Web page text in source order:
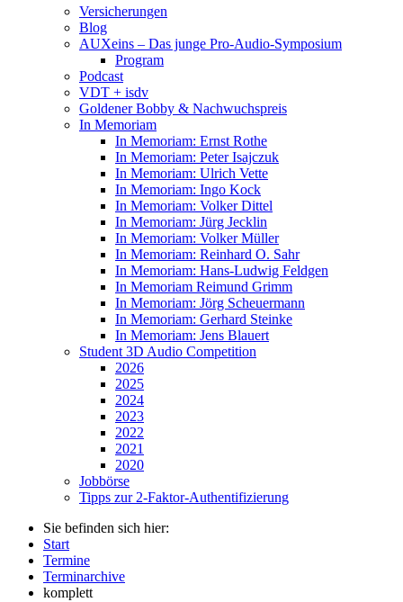
Versicherungen
Blog
AUXeins – Das junge Pro-Audio-Symposium
Program
Podcast
VDT + isdv
Goldener Bobby & Nachwuchspreis
In Memoriam
In Memoriam: Ernst Rothe
In Memoriam: Peter Isajczuk
In Memoriam: Ulrich Vette
In Memoriam: Ingo Kock
In Memoriam: Volker Dittel
In Memoriam: Jürg Jecklin
In Memoriam: Volker Müller
In Memoriam: Reinhard O. Sahr
In Memoriam: Hans-Ludwig Feldgen
In Memoriam Reimund Grimm
In Memoriam: Jörg Scheuermann
In Memoriam: Gerhard Steinke
In Memoriam: Jens Blauert
Student 3D Audio Competition
2026
2025
2024
2023
2022
2021
2020
Jobbörse
Tipps zur 2-Faktor-Authentifizierung
Sie befinden sich hier:
Start
Termine
Terminarchive
komplett